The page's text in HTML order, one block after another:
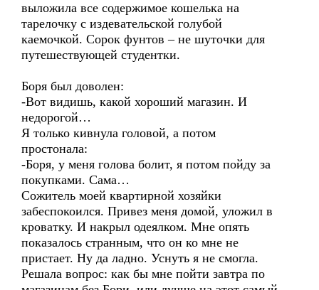
выложила все содержимое кошелька на
тарелочку с издевательской голубой
каемочкой. Сорок фунтов – не шуточки для
путешествующей студентки.
Боря был доволен:
-Вот видишь, какой хороший магазин. И
недорогой…
Я только кивнула головой, а потом
простонала:
-Боря, у меня голова болит, я потом пойду за
покупками. Сама…
Сожитель моей квартирной хозяйки
забеспокоился. Привез меня домой, уложил в
кроватку. И накрыл одеялком. Мне опять
показалось странным, что он ко мне не
пристает. Ну да ладно. Уснуть я не смогла.
Решала вопрос: как бы мне пойти завтра по